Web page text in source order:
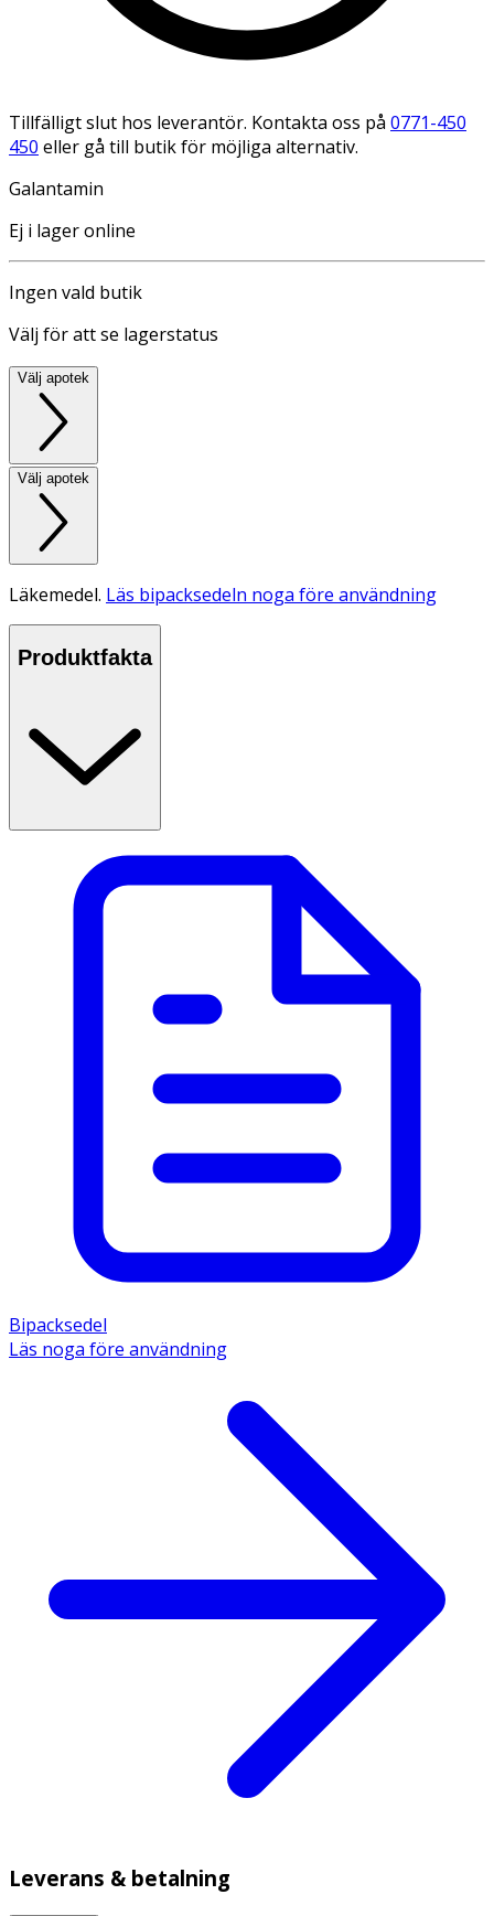
Tillfälligt slut hos leverantör. Kontakta oss på 0771-450
450 eller gå till butik för möjliga alternativ.
Galantamin
Ej i lager online
Ingen vald butik
Välj för att se lagerstatus
Välj apotek
Välj apotek
Läkemedel. Läs bipacksedeln noga före användning
Produktfakta
Bipacksedel
Läs noga före användning
Leverans & betalning